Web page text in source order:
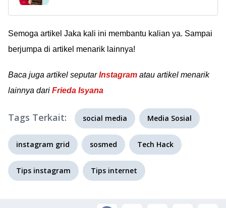
kumpulan efek filter
Instagram viral & hits
Semoga artikel Jaka kali ini membantu kalian ya. Sampai
berjumpa di artikel menarik lainnya!
Baca juga artikel seputarInstagram atau artikel menarik
lainnya dari Frieda Isyana
Tags Terkait: social media Media Sosial
instagram grid sosmed Tech Hack
Tips instagram Tips internet